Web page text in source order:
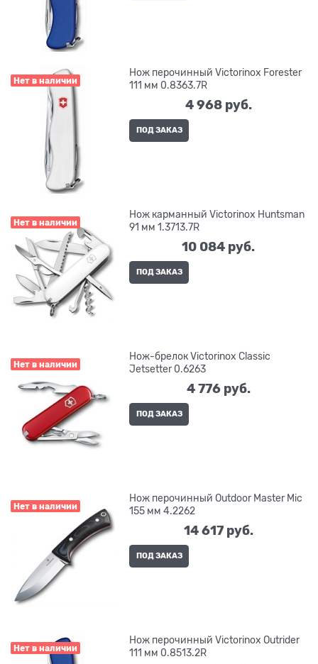
Нет в наличии
Нож перочинный Victorinox Forester
111 мм 0.8363.7R
4 968 руб.
ПОД ЗАКАЗ
Нет в наличии
Нож карманный Victorinox Huntsman
91 мм 1.3713.7R
10 084 руб.
ПОД ЗАКАЗ
Нет в наличии
Нож-брелок Victorinox Classic
Jetsetter 0.6263
4 776 руб.
ПОД ЗАКАЗ
Нет в наличии
Нож перочинный Outdoor Master Mic
155 мм 4.2262
14 617 руб.
ПОД ЗАКАЗ
Нет в наличии
Нож перочинный Victorinox Outrider
111 мм 0.8513.2R